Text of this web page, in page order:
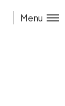
Menu